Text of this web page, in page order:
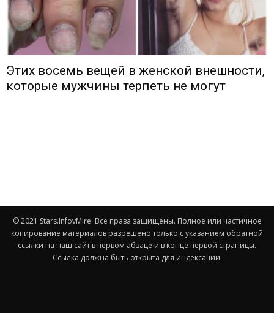
Этих восемь вещей в женской внешности,
которые мужчины терпеть не могут
© 2021 Stars.InfovMire. Все права защищены. Полное или частичное
копирование материалов разрешено только с указанием обратной
ссылки на наш сайт в первом абзаце и в конце первой страницы.
Ссылка должна быть открыта для индексации.